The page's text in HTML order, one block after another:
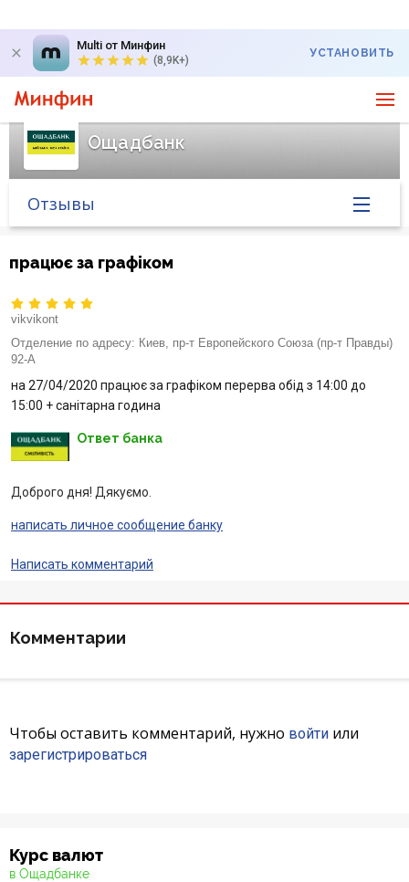
Multi от Минфин
(8,9K+)
УСТАНОВИТЬ
Ощадбанк
Банк в новостях
Курс валют в банке
Вопросы банку
Отзывы
Отзывы
Кредити для бізнеса
Карты
Акции
працює за графіком
vikvikont
Отделение по адресу: Киев, пр-т Европейского Союза (пр-т Правды)
92-А
на 27/04/2020 працює за графіком перерва обід з 14:00 до
15:00 + санітарна година
Ответ банка
Доброго дня! Дякуємо.
написать личное сообщение банку
Написать комментарий
Комментарии
Чтобы оставить комментарий, нужно войти или
зарегистрироваться
Курс валют
в Ощадбанке